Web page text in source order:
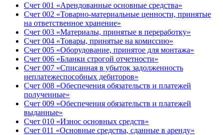
Счет 001 «Арендованные основные средства»
Счет 002 «Товарно-материальные ценности, принятые
на ответственное хранение»
Счет 003 «Материалы, принятые в переработку»
Счет 004 «Товары, принятые на комиссию»
Счет 005 «Оборудование, принятое для монтажа»
Счет 006 «Бланки строгой отчетности»
Счет 007 «Списанная в убыток задолженность
неплатежеспособных дебиторов»
Счет 008 «Обеспечения обязательств и платежей
полученные»
Счет 009 «Обеспечения обязательств и платежей
выданные»
Счет 010 «Износ основных средств»
Счет 011 «Основные средства, сданные в аренду»